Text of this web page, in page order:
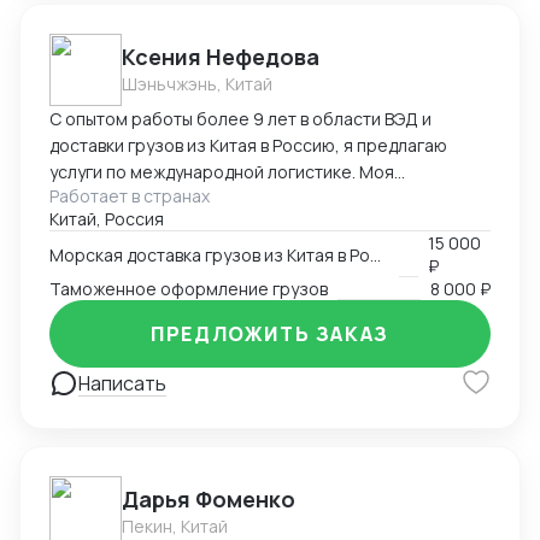
Ксения Нефедова
Шэньчжэнь, Китай
С опытом работы более 9 лет в области ВЭД и
доставки грузов из Китая в Россию, я предлагаю
услуги по международной логистике. Моя
экспертиза обеспечивает эффективную и надежную
организацию доставки, с минимальными рисками и
задержками. Приоритет - удовлетворение
потребностей клиентов и долгосрочное
сотрудничество с гарантией высокого уровня
профессионализма и качества услуг.
Работает в странах
Китай, Россия
15 000
₽
Таможенное оформление грузов
8 000 ₽
Написать
ПРЕДЛОЖИТЬ ЗАКАЗ
Дарья Фоменко
Пекин, Китай